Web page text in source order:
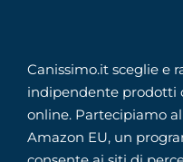
Canissimo.it sceglie e
indipendente prodotti
online. Partecipiamo
Amazon EU, un